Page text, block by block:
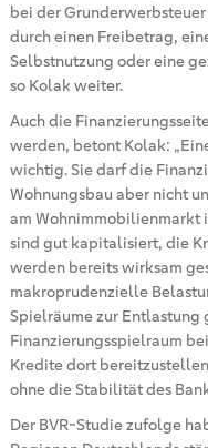
bei der
durch einen Freibetrag,
Selbstnutzung oder eine
so Kolak weiter.
Auch die
werden, betont Kolak:
wichtig. Sie darf die
Wohnungsbau aber nicht
am Wohnimmobilienmarkt
sind gut kapitalisiert, die
werden bereits wirksam
makroprudenzielle
Spielräume zur Entlastung
Finanzierungsspielraum
Kredite dort
ohne die Stabilität des
Der BVR-Studie zufolge